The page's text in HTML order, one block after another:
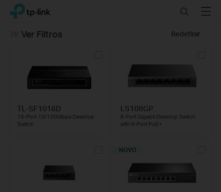
ClickTP-Link, Reliably Smart SearchMenu
Redefinir
Ver Filtros
TL-SF1016D
16-Port 10/100Mbps Desktop
Switch
LS108GP
8-Port Gigabit Desktop Switch
with 8-Port PoE+
NOVO